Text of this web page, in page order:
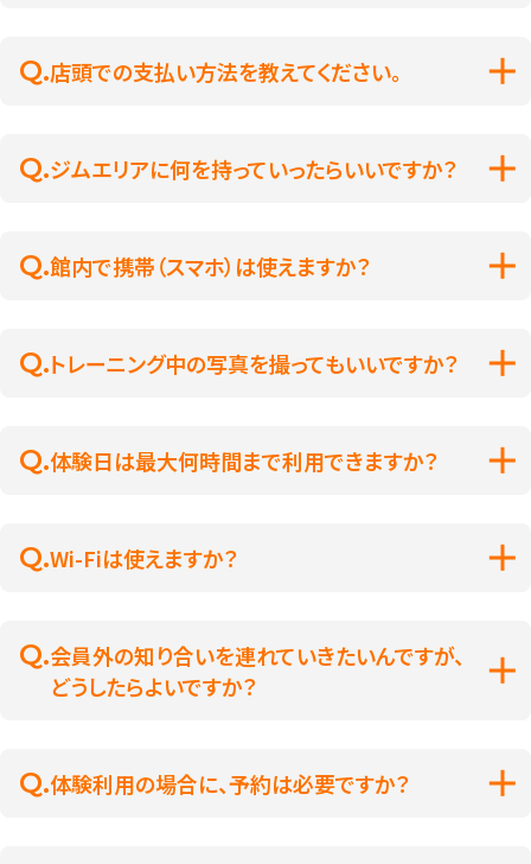
店頭での支払い方法を教えてください。
ジムエリアに何を持っていったらいいですか？
館内で携帯（スマホ）は使えますか？
トレーニング中の写真を撮ってもいいですか？
体験日は最大何時間まで利用できますか？
Wi-Fiは使えますか？
会員外の知り合いを連れていきたいんですが、
どうしたらよいですか？
体験利用の場合に、予約は必要ですか？